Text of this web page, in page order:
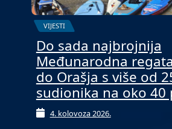
VIJESTI
Do sada najbrojnija
Međunarodna
do Orašja s više od
sudionika na oko 40
4. kolovoza 2026.